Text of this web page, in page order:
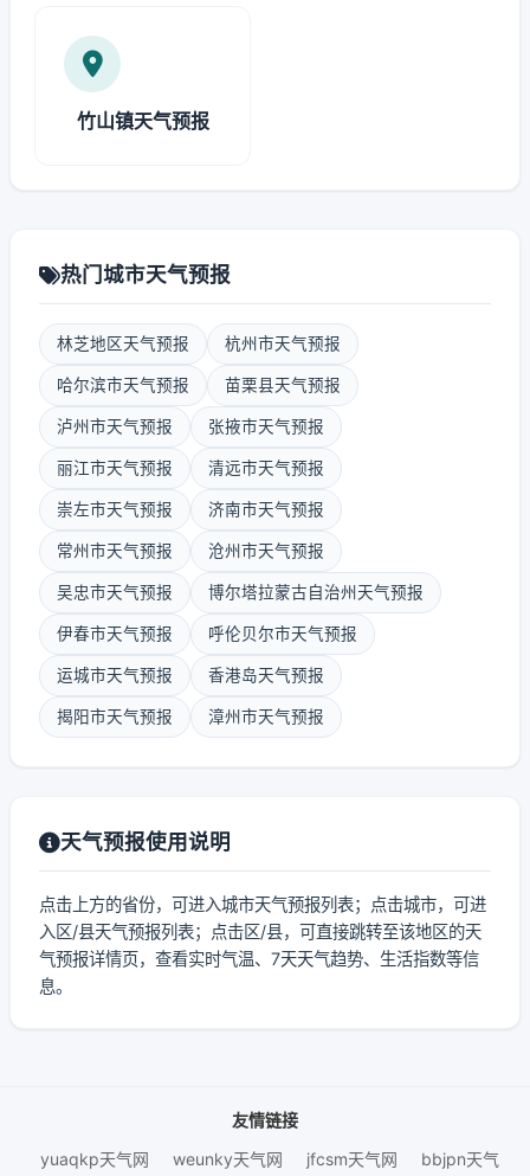
竹山镇天气预报
热门城市天气预报
林芝地区天气预报 杭州市天气预报
哈尔滨市天气预报 苗栗县天气预报
泸州市天气预报 张掖市天气预报
丽江市天气预报 清远市天气预报
崇左市天气预报 济南市天气预报
常州市天气预报 沧州市天气预报
吴忠市天气预报 博尔塔拉蒙古自治州天气预报
伊春市天气预报 呼伦贝尔市天气预报
运城市天气预报 香港岛天气预报
揭阳市天气预报 漳州市天气预报
天气预报使用说明
点击上方的省份，可进入城市天气预报列表；点击城市，可进
入区/县天气预报列表；点击区/县，可直接跳转至该地区的天
气预报详情页，查看实时气温、7天天气趋势、生活指数等信
息。
友情链接
yuaqkp天气网
weunky天气网 jfcsm天气网 bbjpn天气